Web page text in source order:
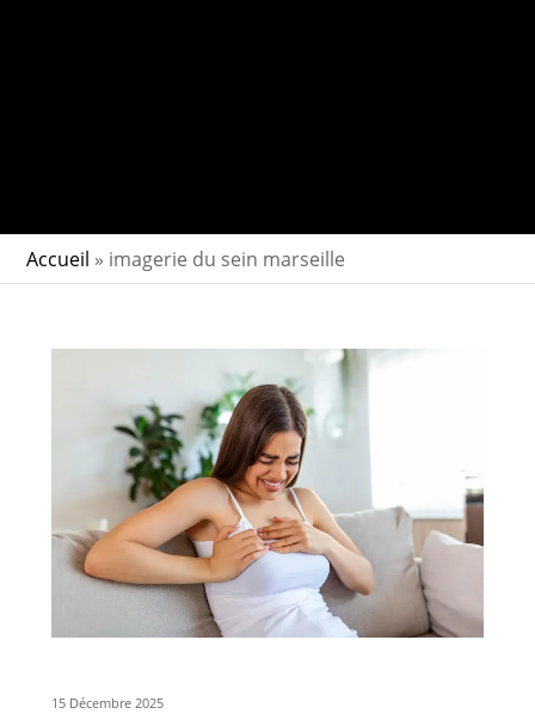
Accueil » imagerie du sein marseille
15 Décembre 2025